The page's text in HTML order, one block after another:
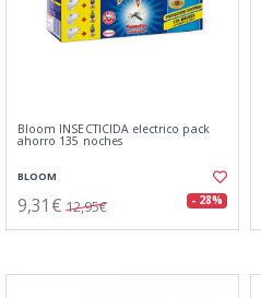
Bloom INSECTICIDA electrico pack
ahorro 135 noches
BLOOM
9,31€ 12,95€ - 28%